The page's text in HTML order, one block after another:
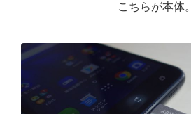
こちらが本体。